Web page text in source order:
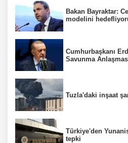
Bakan Bayraktar:
modelini
Cumhurbaşkanı
Savunma
Tuzla'daki inşaat
Türkiye'den
tepki